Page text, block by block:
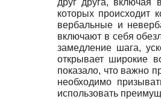
которых происходит
вербальные и
включают в себя
замедление шага,
открывает широкие
показало, что важно
необходимо
использовать